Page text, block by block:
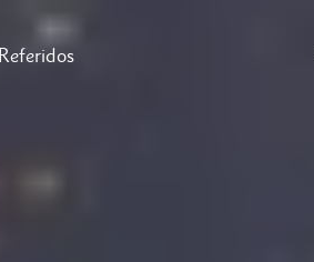
Referidos